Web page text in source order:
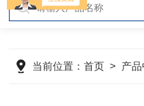
当前位置：首页 > 产